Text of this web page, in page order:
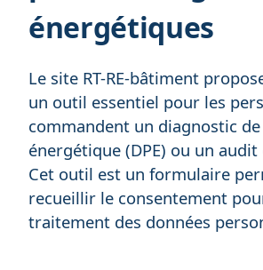
énergétiques
Le site RT-RE-bâtiment
un outil essentiel pour les
commandent un diagnostic
énergétique (DPE) ou un
Cet outil est un formulaire
recueillir le consentement
traitement des données